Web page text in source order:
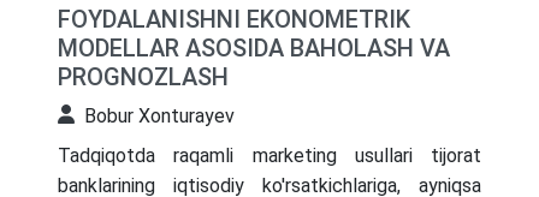
FOYDALANISHNI EKONOMETRIK
MODELLAR ASOSIDA BAHOLASH VA
PROGNOZLASH
Bobur Xonturayev
Tadqiqotda raqamli marketing usullari tijorat
banklarining iqtisodiy ko'rsatkichlariga, ayniqsa